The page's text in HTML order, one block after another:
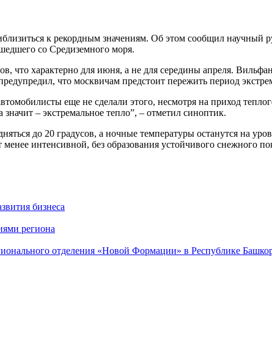
к рекордным значениям. Об этом сообщил научный
со Средиземного моря.
что характерно для июня, а не для середины апреля.
что москвичам предстоит пережить период
еще не сделали этого, несмотря на приход
– экстремальное тепло”, – отметил синоптик.
до 20 градусов, а ночные температуры останутся на
интенсивной, без образования устойчивого снежного
бизнеса
региона
отделения «Новой Формации» в Республике